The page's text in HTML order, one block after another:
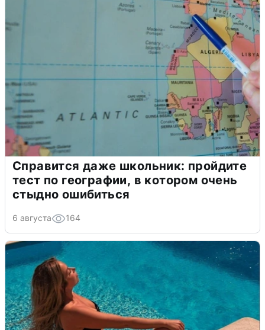
Справится даже школьник: пройдите
тест по географии, в котором очень
стыдно ошибиться
6 августа 164